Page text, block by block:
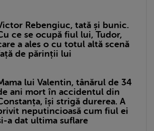
Rebengiuc, tată și bunic.
ce se ocupă fiul lui, Tudor,
a ales o cu totul altă scenă
de părinții lui
lui Valentin, tânărul de 34
ani mort în accidentul din
își strigă durerea. A
neputincioasă cum fiul ei
a dat ultima suflare